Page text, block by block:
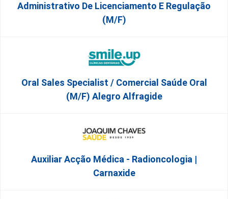
Administrativo De Licenciamento E Regulação
(M/F)
Oral Sales Specialist / Comercial Saúde Oral
(M/F) Alegro Alfragide
Auxiliar Acção Médica - Radioncologia |
Carnaxide